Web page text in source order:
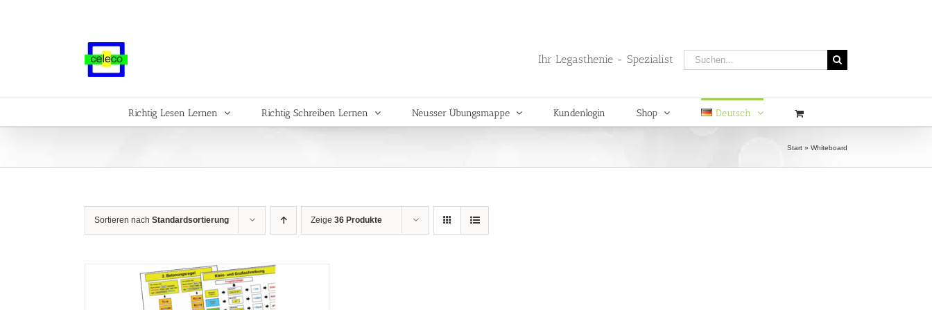
Ihr Legasthenie - Spezialist
Suche
nach:
Richtig Lesen Lernen Richtig Schreiben Lernen Neusser Übungsmappe Kundenlogin Shop Deutsch
Start » Whiteboard
Sortieren nach Standardsortierung Zeige 36 Produkte